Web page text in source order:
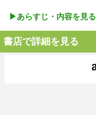
▶︎あらすじ・内容を見る
書店で詳細を見る